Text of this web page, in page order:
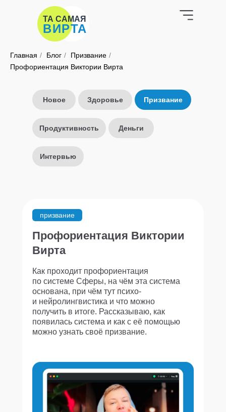
ТА САМАЯ
ВИРТА
Главная / Блог / Призвание /
Профориентация Виктории Вирта
Новое Призвание
Продуктивность
Здоровье
Деньги
Интервью
Профориентация Виктории
Вирта
призвание
Как проходит профориентация
по системе Сферы, на чём эта система
основана, при чём тут психо-
и нейролингвистика и что можно
получить в итоге. Рассказываю, как
появилась система и как с её помощью
можно узнать своё призвание.